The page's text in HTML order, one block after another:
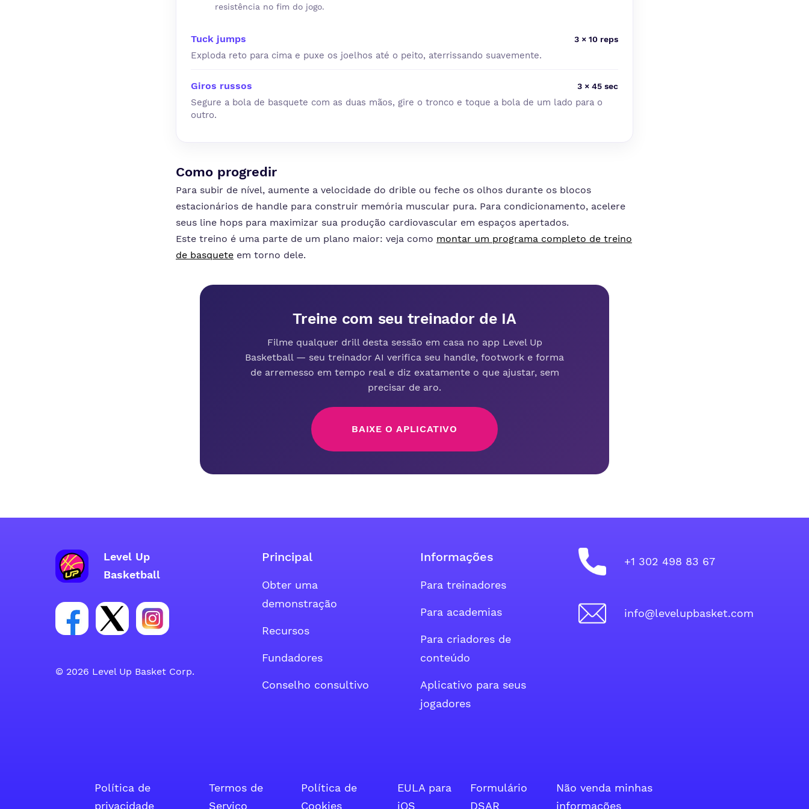
resistência no fim do jogo.
Tuck jumps 3 × 10 reps
Exploda reto para cima e puxe os joelhos até o peito, aterrissando suavemente.
Giros russos 3 × 45 sec
Segure a bola de basquete com as duas mãos, gire o tronco e toque a bola de um lado para o
outro.
Como progredir
Para subir de nível, aumente a velocidade do drible ou feche os olhos durante os blocos
estacionários de handle para construir memória muscular pura. Para condicionamento, acelere
seus line hops para maximizar sua produção cardiovascular em espaços apertados.
Este treino é uma parte de um plano maior: veja como montar um programa completo de treino
de basquete em torno dele.
Treine com seu treinador de IA
Filme qualquer drill desta sessão em casa no app Level Up
Basketball — seu treinador AI verifica seu handle, footwork e forma
de arremesso em tempo real e diz exatamente o que ajustar, sem
precisar de aro.
BAIXE O APLICATIVO
Level Up
Basketball
Link para o grupo social da conta do Facebook
Link para o grupo social da conta do tweeter
Link para o grupo social da conta do instagram
© 2026 Level Up Basket Corp.
Principal
Obter uma
demonstração
Recursos
Fundadores
Conselho consultivo
Informações
Para treinadores
Para academias
Para criadores de
conteúdo
Aplicativo para seus
jogadores
+1 302 498 83 67
info@levelupbasket.com
Política de
privacidade
Termos de
Serviço
Política de
Cookies
EULA para
iOS
Formulário
DSAR
Não venda minhas
informações